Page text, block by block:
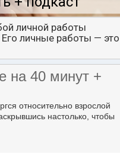
личной работы
личные работы — это
на 40 минут +
относительно взрослой
настолько, чтобы